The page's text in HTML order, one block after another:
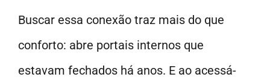
Buscar essa conexão traz mais do que
conforto: abre portais internos que
estavam fechados há anos. E ao acessá-